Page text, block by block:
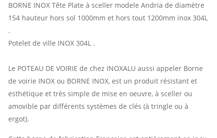
BORNE INOX Tête Plate à sceller modele Andria de diamètre
154 hauteur hors sol 1000mm et hors tout 1200mm inox 304L
.
Potelet de ville INOX 304L .
Le POTEAU DE VOIRIE de chez INOXALU aussi appeler Borne
de voirie INOX ou BORNE INOX, est un produit résistant et
esthétique et très simple de mise en oeuvre, à sceller ou
amovible par différents systèmes de clés (à tringle ou à
ergot).